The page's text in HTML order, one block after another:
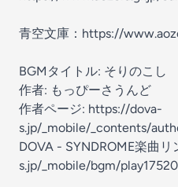
青空文庫：https://
BGMタイトル: そりのこし
作者: もっぴーさうんど
作者ページ: https://dova-
s.jp/_mobile/_contents/
DOVA - SYNDROME楽曲
s.jp/_mobile/bgm/